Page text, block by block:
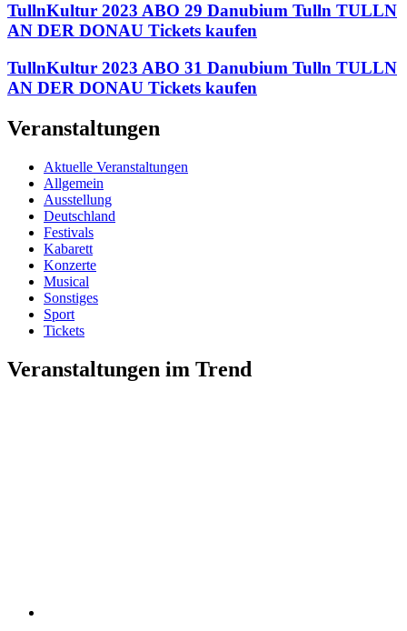
TullnKultur 2023 ABO 29 Danubium Tulln TULLN
AN DER DONAU Tickets kaufen
TullnKultur 2023 ABO 31 Danubium Tulln TULLN
AN DER DONAU Tickets kaufen
Veranstaltungen
Aktuelle Veranstaltungen
Allgemein
Ausstellung
Deutschland
Festivals
Kabarett
Konzerte
Musical
Sonstiges
Sport
Tickets
Veranstaltungen im Trend